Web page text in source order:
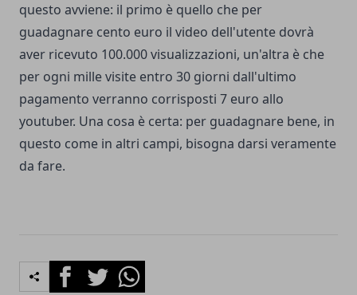
questo avviene: il primo è quello che per
guadagnare cento euro il video dell'utente dovrà
aver ricevuto 100.000 visualizzazioni, un'altra è che
per ogni mille visite entro 30 giorni dall'ultimo
pagamento verranno corrisposti 7 euro allo
youtuber. Una cosa è certa: per guadagnare bene, in
questo come in altri campi, bisogna darsi veramente
da fare.
FacebookTwitterWhatsapp